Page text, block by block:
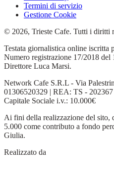
Termini di servizio
Gestione Cookie
© 2026, Trieste Cafe. Tutti i diritti
Testata giornalistica online iscritta
Numero registrazione 17/2018
Direttore Luca Marsi.
Network Cafe S.R.L - Via
01306520329 | REA: TS - 202367
Capitale Sociale i.v.: 10.000€
Ai fini della realizzazione del sito,
5.000 come contributo a fondo
Giulia.
Realizzato da